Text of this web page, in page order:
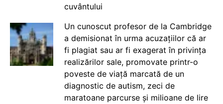
cuvântului
Un cunoscut profesor de la Cambridge
a demisionat în urma acuzațiilor că ar
fi plagiat sau ar fi exagerat în privința
realizărilor sale, promovate printr-o
poveste de viață marcată de un
diagnostic de autism, zeci de
maratoane parcurse și milioane de lire